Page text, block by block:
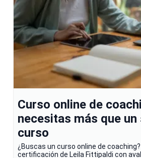
Curso online de
necesitas más que un
curso
¿Buscas un curso online de
certificación de Leila Fittipaldi con